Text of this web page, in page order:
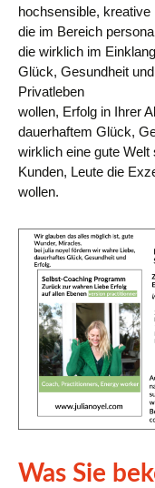
hochsensible,
die im Bereich
die wirklich im
Glück, Gesundheit
Privatleben
wollen, Erfolg in Ihrer
dauerhaftem Glück,
wirklich eine gute
Kunden, Leute die
wollen.
Was Sie